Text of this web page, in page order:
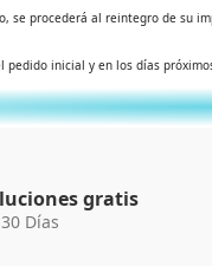
se procederá al reintegro de
inicial y en los días
gratis
Días